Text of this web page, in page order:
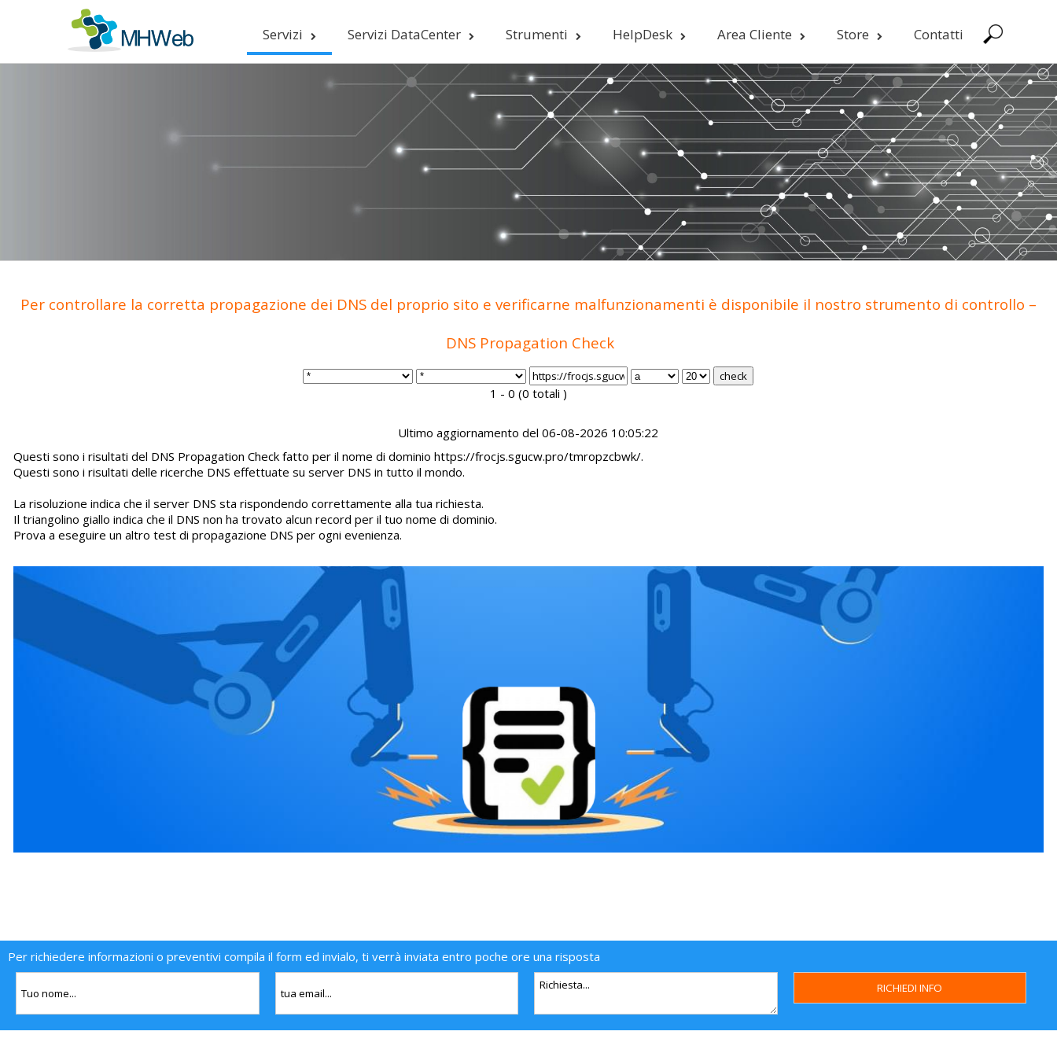
Servizi Servizi DataCenter Strumenti HelpDesk Area Cliente Store Contatti
Per controllare la corretta propagazione dei DNS del proprio sito e verificarne malfunzionamenti è disponibile il nostro strumento di controllo –
DNS Propagation Check
1 - 0 (0 totali )
Ultimo aggiornamento del 06-08-2026 10:05:22
Questi sono i risultati del DNS Propagation Check fatto per il nome di dominio https://frocjs.sgucw.pro/tmropzcbwk/.
Questi sono i risultati delle ricerche DNS effettuate su server DNS in tutto il mondo.
La risoluzione indica che il server DNS sta rispondendo correttamente alla tua richiesta.
Il triangolino giallo indica che il DNS non ha trovato alcun record per il tuo nome di dominio.
Prova a eseguire un altro test di propagazione DNS per ogni evenienza.
Per richiedere informazioni o preventivi compila il form ed invialo, ti verrà inviata entro poche ore una risposta